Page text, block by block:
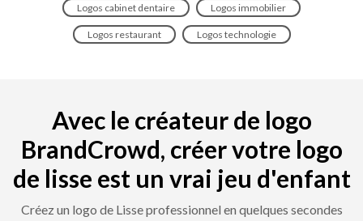
Logos cabinet dentaire Logos immobilier
Logos restaurant Logos technologie
Avec le créateur de logo
BrandCrowd, créer votre logo
de lisse est un vrai jeu d'enfant
Créez un logo de Lisse professionnel en quelques secondes